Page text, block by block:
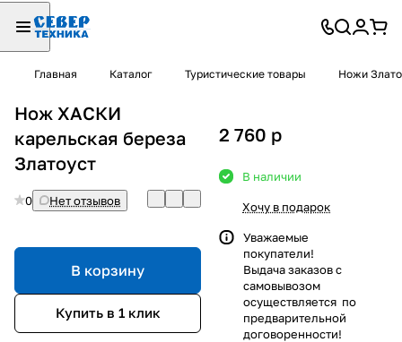
Главная Каталог Туристические товары Ножи
Нож ХАСКИ
карельская береза
Златоуст
0 Нет отзывов
В корзину
Купить в 1 клик
2 760 p
В наличии
Хочу в подарок
Уважаемые
покупатели!
Выдача заказов с
самовывозом
осуществляется по
предварительной
договоренности!